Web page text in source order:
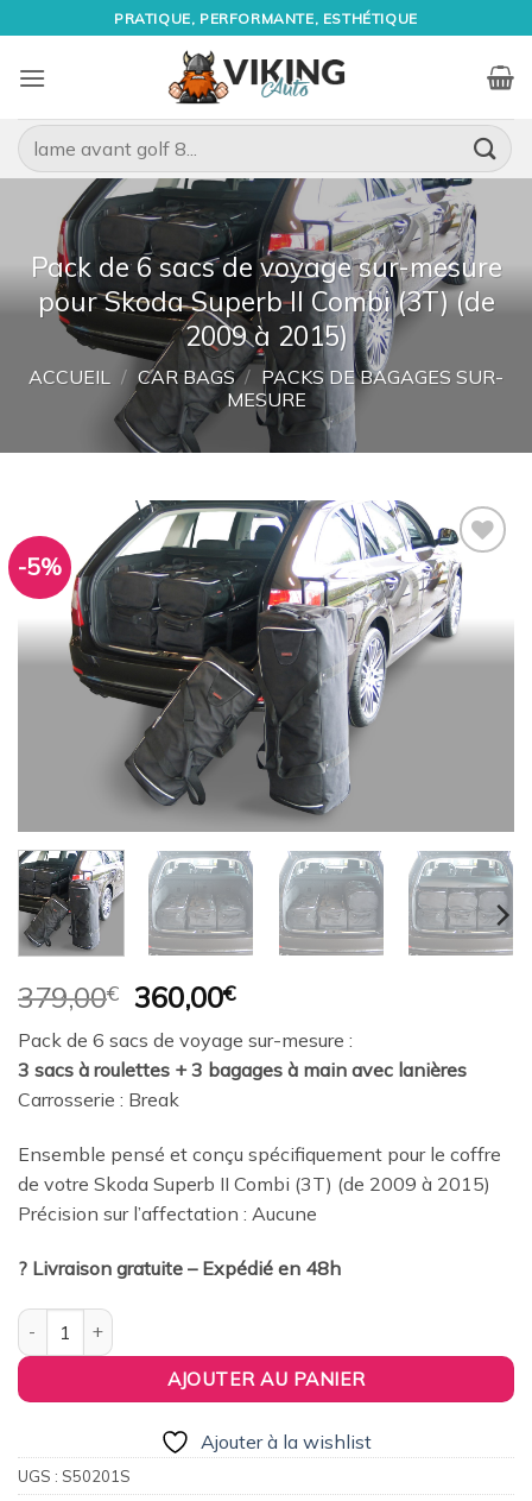
au
contenu
PRATIQUE, PERFORMANTE, ESTHÉTIQUE
Recherche
pour :
Pack de 6 sacs de voyage sur-mesure
pour Skoda Superb II Combi (3T) (de
2009 à 2015)
ACCUEIL / CAR BAGS / PACKS DE BAGAGES SUR-
MESURE
-5%
Ajouter
à la
wishlist
379,00€ Le
prix
initial
était :
379,00€.
360,00€Le
actuel
est :
Pack de 6 sacs de voyage sur-mesure :
3 sacs à roulettes + 3 bagages à main avec lanières
Carrosserie : Break
Ensemble pensé et conçu spécifiquement pour le coffre
de votre Skoda Superb II Combi (3T) (de 2009 à 2015)
Précision sur l’affectation : Aucune
? Livraison gratuite – Expédié en 48h
quantité de Pack de 6 sacs de voyage sur-mesure pour Skoda
AJOUTER AU PANIER
Ajouter à la wishlist
UGS : S50201S